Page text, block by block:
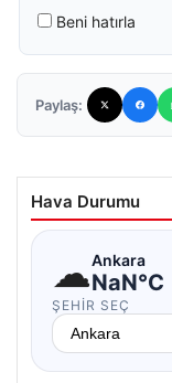
Beni hatırla
Paylaş:
Hava Durumu
☁Ankara
NaN°C
ŞEHIR SEÇ